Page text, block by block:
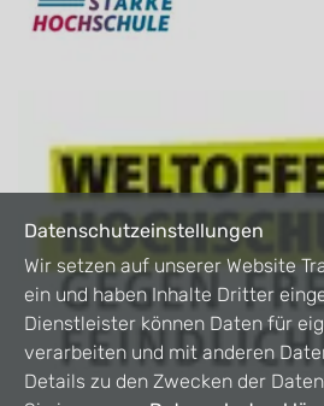
Datenschutzeinstellungen
Wir setzen auf unserer Website
ein und haben Inhalte Dritter
Dienstleister können Daten für
verarbeiten und mit anderen
Details zu den Zwecken der